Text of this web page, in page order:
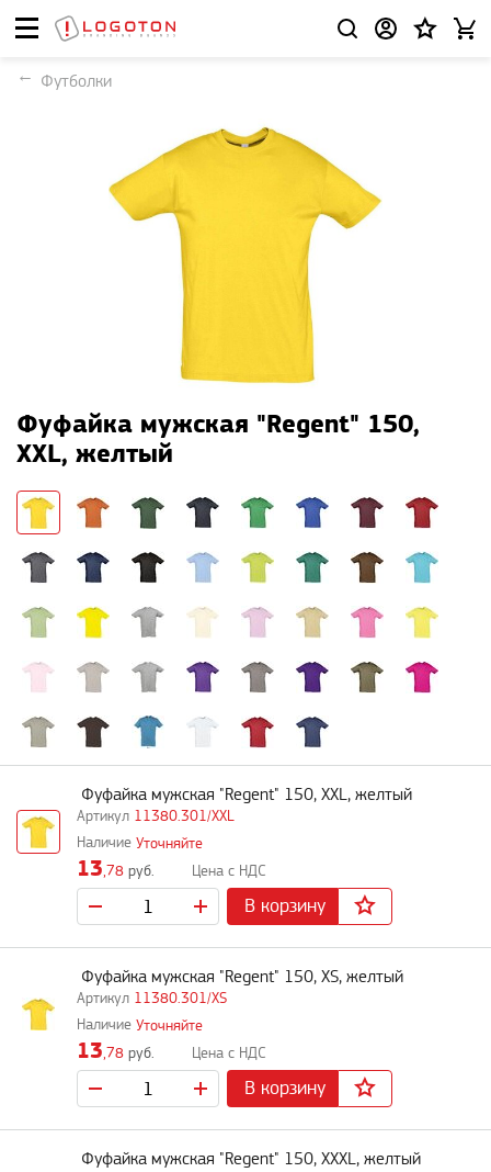
Футболки
Фуфайка мужская "Regent" 150,
XXL, желтый
11380.301/XXL
Фуфайка мужская "Regent" 150, XXL, желтый
Уточняйте
13,78 руб.
В корзину
11380.301/XS
Фуфайка мужская "Regent" 150, XS, желтый
Уточняйте
13,78 руб.
В корзину
Фуфайка мужская "Regent" 150, XXXL, желтый